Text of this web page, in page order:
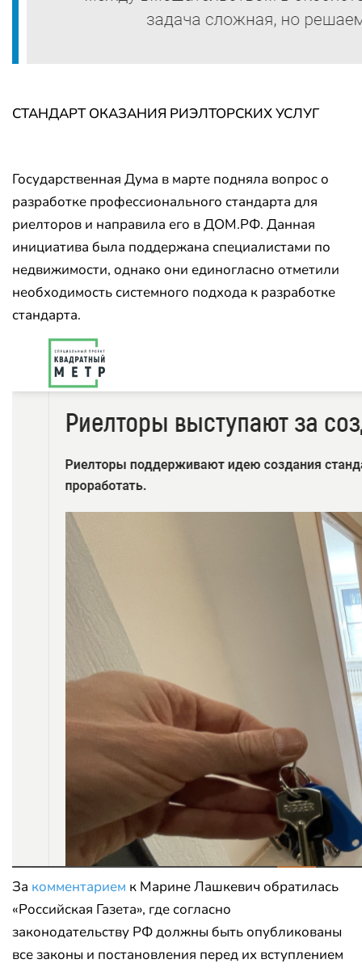
СТАНДАРТ ОКАЗАНИЯ РИЭЛТОРСКИХ УСЛУГ
Государственная Дума в марте подняла вопрос о
разработке профессионального стандарта для
риелторов и направила его в ДОМ.РФ. Данная
инициатива была поддержана специалистами по
недвижимости, однако они единогласно отметили
необходимость системного подхода к разработке
стандарта.
За комментарием к Марине Лашкевич обратилась
«Российская Газета», где согласно
законодательству РФ должны быть опубликованы
все законы и постановления перед их вступлением